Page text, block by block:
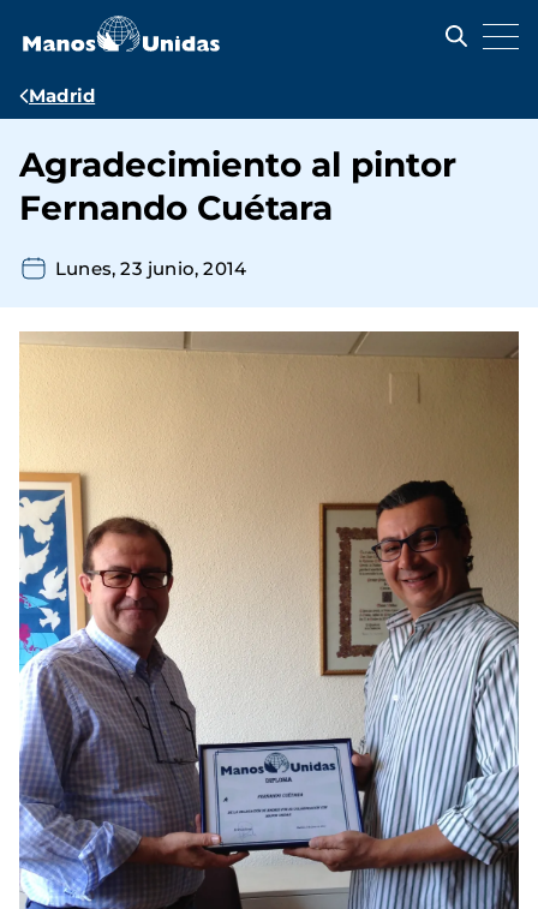
contenido
Ruta
navegación
Madrid
Agradecimiento al pintor
Fernando Cuétara
Lunes, 23 junio, 2014